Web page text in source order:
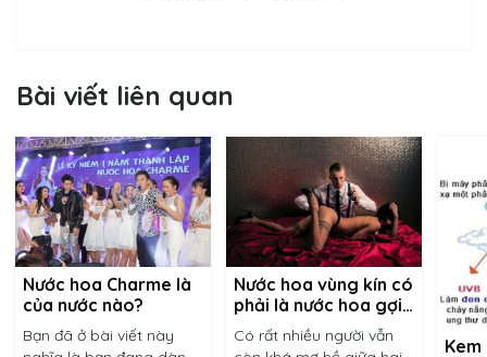
Bài viết liên quan
Nước hoa Charme là
của nước nào?
Bạn đã ở bài viết này
Nước hoa vùng kín có
phải là nước hoa gợi
dục?
Có rất nhiều người vẫn